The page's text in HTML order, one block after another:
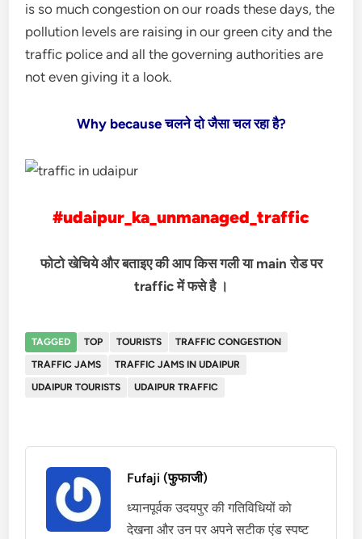
is so much congestion on our roads these days, the
pollution levels are raising in our green city and the
traffic police and all the governing authorities are
not even giving it a look.
Why because चलने दो जैसा चल रहा है?
#udaipur_ka_unmanaged_traffic
फोटो खेचिये और बताइए की आप किस गली या main रोड पर
traffic में फसे है ।
TAGGED TOP TOURISTS
TRAFFIC CONGESTION
TRAFFIC JAMS
TRAFFIC JAMS IN UDAIPUR
UDAIPUR TOURISTS
UDAIPUR TRAFFIC
Fufaji (फुफाजी)
ध्यानपूर्वक उदयपुर की गतिविधियों को
देखना और उन पर अपने सटीक एंड स्पष्ट